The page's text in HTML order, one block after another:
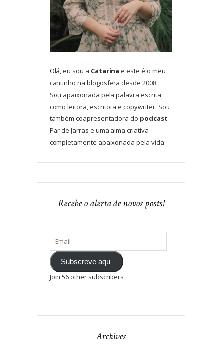
Olá, eu sou a Catarina e este é o meu
cantinho na blogosfera desde 2008.
Sou apaixonada pela palavra escrita
como leitora, escritora e copywriter. Sou
também coapresentadora do podcast
Par de Jarras e uma alma criativa
completamente apaixonada pela vida.
Recebe o alerta de novos posts!
Subscreve aqui
Join 56 other subscribers
Archives